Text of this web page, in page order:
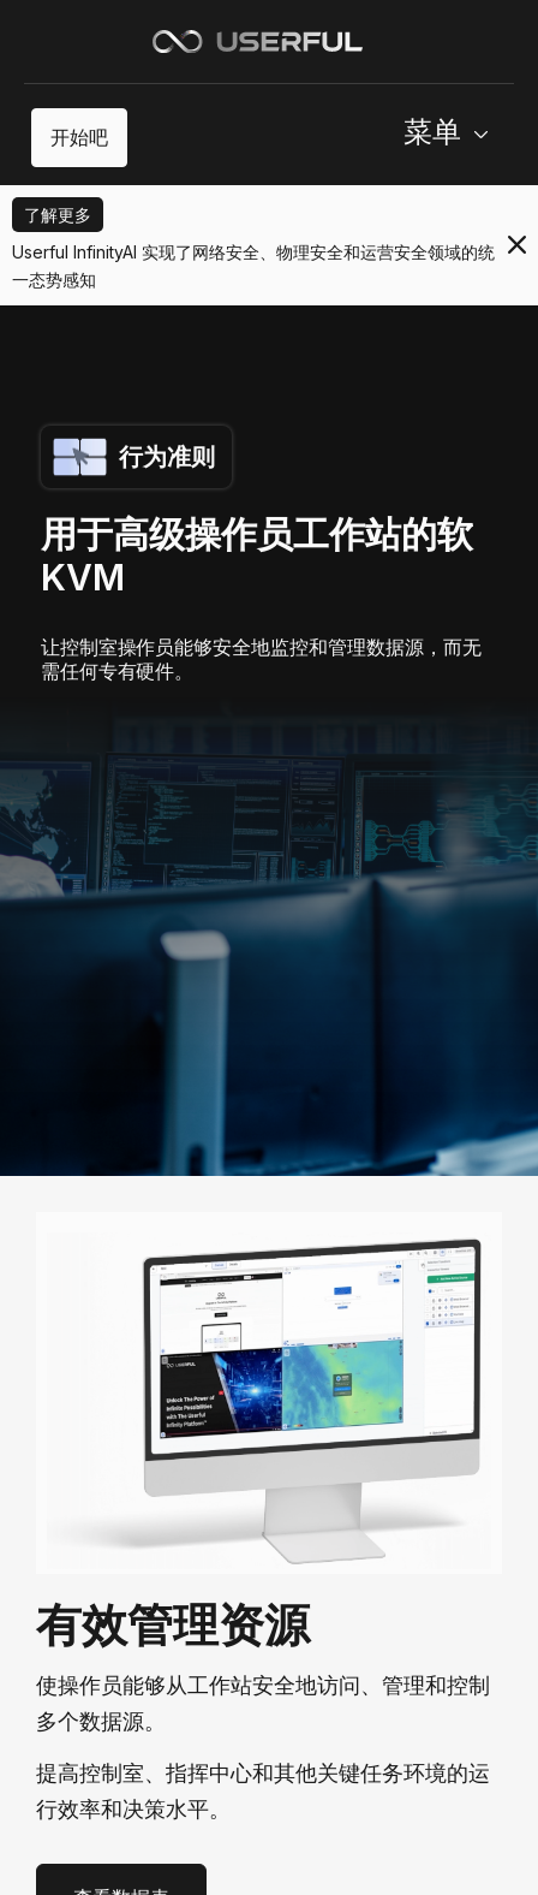
开始吧 菜单
了解更多
Userful InfinityAI 实现了网络安全、物理安全和运营安全领域的统
一态势感知
行为准则
用于高级操作员工作站的软
KVM
让控制室操作员能够安全地监控和管理数据源，而无
需任何专有硬件。
有效管理资源
使操作员能够从工作站安全地访问、管理和控制
多个数据源。
提高控制室、指挥中心和其他关键任务环境的运
行效率和决策水平。